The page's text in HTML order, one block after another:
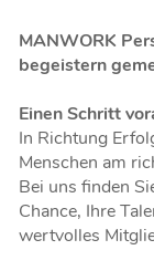
MANWORK
begeistern
Einen Schritt
In Richtung
Menschen am
Bei uns finden
Chance, Ihre
wertvolles